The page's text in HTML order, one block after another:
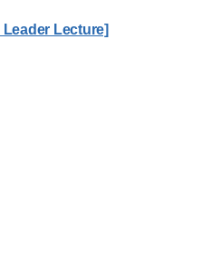
Lecture]